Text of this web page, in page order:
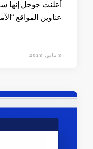
أعلنت جوجل إنها
عناوين المواقع
3 مايو، 2023